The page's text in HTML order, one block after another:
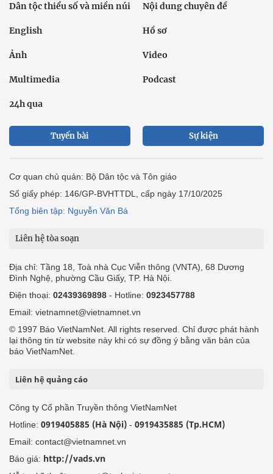
Dân tộc thiểu số và miền núi Nội dung chuyên đề
English Hồ sơ
Ảnh Video
Multimedia Podcast
24h qua
Tuyến bài Sự kiện
Cơ quan chủ quản: Bộ Dân tộc và Tôn giáo
Số giấy phép: 146/GP-BVHTTDL, cấp ngày 17/10/2025
Tổng biên tập: Nguyễn Văn Bá
Liên hệ tòa soạn
Địa chỉ: Tầng 18, Toà nhà Cục Viễn thông (VNTA), 68 Dương
Đình Nghệ, phường Cầu Giấy, TP. Hà Nội.
Điện thoại: 02439369898 - Hotline: 0923457788
Email: vietnamnet@vietnamnet.vn
© 1997 Báo VietNamNet. All rights reserved. Chỉ được phát hành
lại thông tin từ website này khi có sự đồng ý bằng văn bản của
báo VietNamNet.
Liên hệ quảng cáo
Công ty Cổ phần Truyền thông VietNamNet
Hotline: 0919405885 (Hà Nội) - 0919435885 (Tp.HCM)
Email: contact@vietnamnet.vn
Báo giá: http://vads.vn